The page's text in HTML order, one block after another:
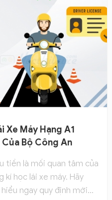
Xe Máy Hạng A1
Bộ Công An
tiền là mối quan tâm của
học lái xe máy. Hãy
ngay quy định mới